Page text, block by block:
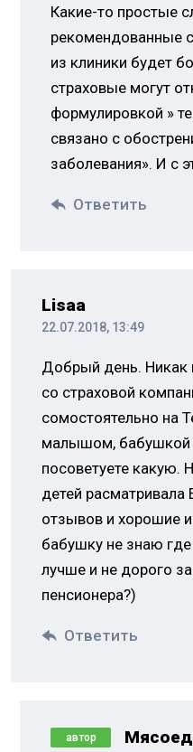
Какие-то простые
рекомендованные
из клиники будет
страховые могут
формулировкой »
связано с
заболевания». И с
Ответить
Lisaa
22.07.2018, 13:49
Добрый день. Никак
со страховой
сомостоятельно на
малышом, бабушкой
посоветуете какую.
детей расматривала
отзывов и хорошие
бабушку не знаю
лучше и не дорого
пенсионера?)
Ответить
автор